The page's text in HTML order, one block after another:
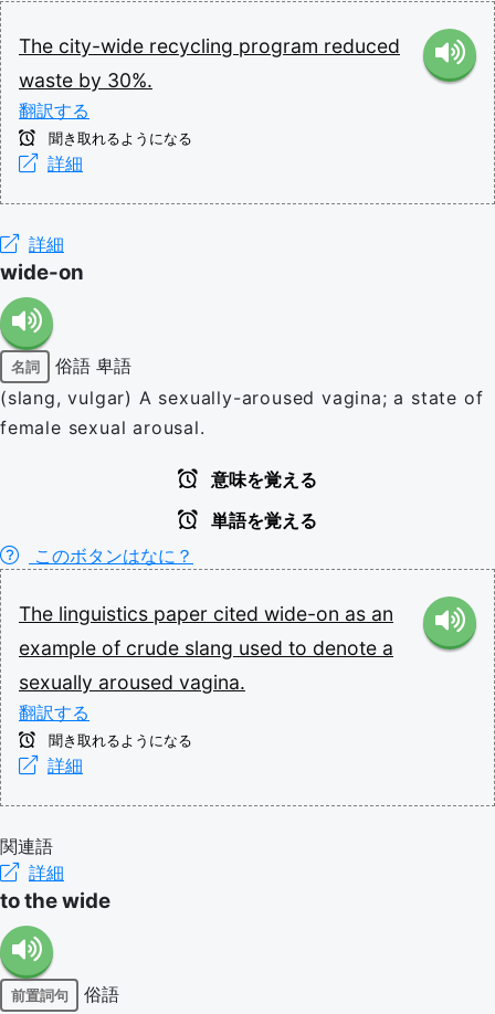
The city-wide recycling program reduced
waste by 30%.
翻訳する
聞き取れるようになる
詳細
詳細
wide-on
名詞 俗語 卑語
(slang, vulgar) A sexually-aroused vagina; a state of
female sexual arousal.
意味を覚える
単語を覚える
このボタンはなに？
The linguistics paper cited wide-on as an
example of crude slang used to denote a
sexually aroused vagina.
翻訳する
聞き取れるようになる
詳細
関連語
詳細
to the wide
前置詞句
俗語